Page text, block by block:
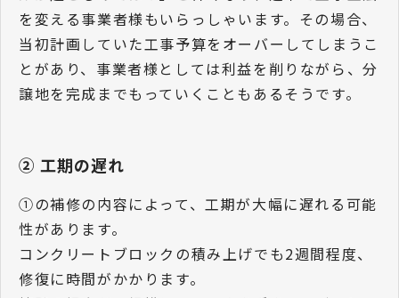
を変える事業者様もいらっしゃいます。その場合、
当初計画していた工事予算をオーバーしてしまうこ
とがあり、事業者様としては利益を削りながら、分
譲地を完成までもっていくこともあるそうです。
② 工期の遅れ
①の補修の内容によって、工期が大幅に遅れる可能
性があります。
コンクリートブロックの積み上げでも2週間程度、
修復に時間がかかります。